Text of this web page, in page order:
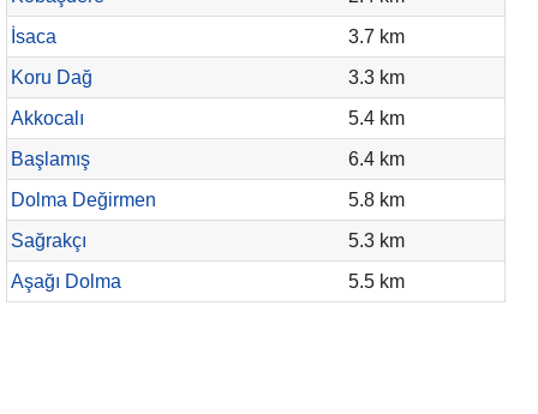
İsaca
3.7 km
Koru Dağ
3.3 km
Akkocalı
5.4 km
Başlamış
6.4 km
Dolma Değirmen
5.8 km
Sağrakçı
5.3 km
Aşağı Dolma
5.5 km